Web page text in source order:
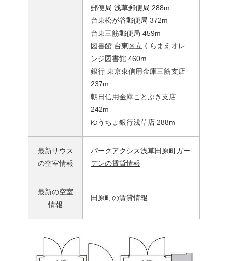
郵便局 浅草郵便局 288m
台東松が谷郵便局 372m
台東三筋郵便局 459m
図書館 台東区立くらまえオレ
ンジ図書館 460m
銀行 東京東信用金庫三筋支店
237m
朝日信用金庫ことぶき支店
242m
ゆうちょ銀行浅草店 288m
最新サウス
の空室情報
パークアクシス浅草田原町ガー
デンの賃貸情報
最新の空室
情報
田原町の賃貸情報